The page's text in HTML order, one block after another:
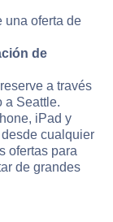
una oferta de
de
a través
a Seattle.
iPad y
cualquier
ofertas para
de grandes